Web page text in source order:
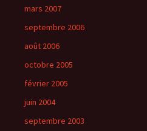
mars 2007
septembre 2006
août 2006
octobre 2005
février 2005
juin 2004
septembre 2003